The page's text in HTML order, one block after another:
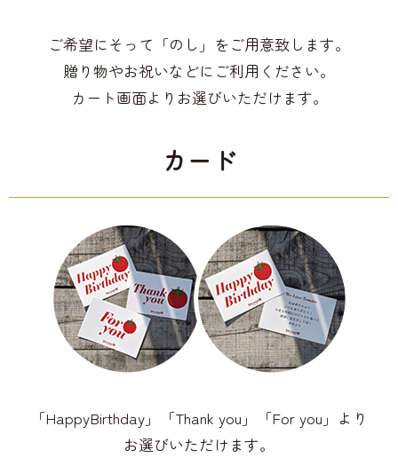
ご希望にそって「のし」をご用意致します。
贈り物やお祝いなどにご利用ください。
カート画面よりお選びいただけます。
カード
「HappyBirthday」「Thank you」「For you」より
お選びいただけます。